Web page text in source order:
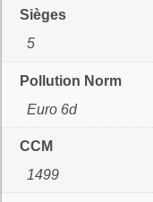
Sièges
5
Pollution Norm
Euro 6d
CCM
1499